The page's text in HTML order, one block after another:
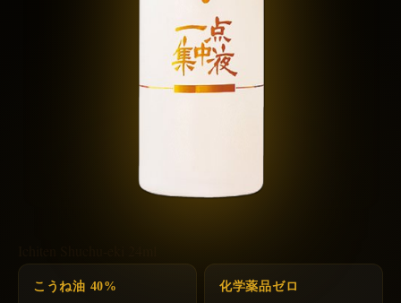
こうね油 40%
化学薬品ゼロ